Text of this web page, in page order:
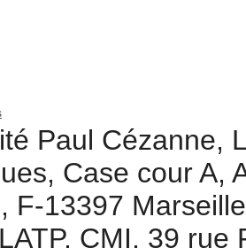
Paul Cézanne,
Case cour A,
F-13397
CMI, 39